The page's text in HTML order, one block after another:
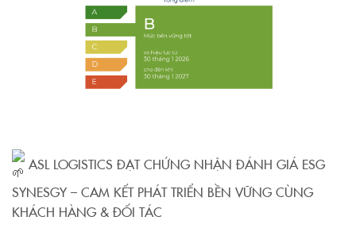
ASL LOGISTICS ĐẠT CHỨNG NHẬN ĐÁNH GIÁ ESG
SYNESGY – CAM KẾT PHÁT TRIỂN BỀN VỮNG CÙNG
KHÁCH HÀNG & ĐỐI TÁC